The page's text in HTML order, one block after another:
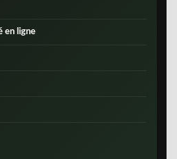
en ligne